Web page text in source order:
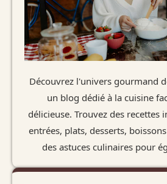
Découvrez l'univers gourmand
un blog dédié à la cuisine
délicieuse. Trouvez des recettes
entrées, plats, desserts,
des astuces culinaires pour